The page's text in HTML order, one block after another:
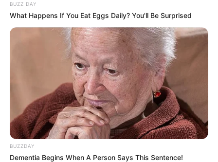
BUZZ DAY
What Happens If You Eat Eggs Daily? You'll Be Surprised
BUZZDAY
Dementia Begins When A Person Says This Sentence!